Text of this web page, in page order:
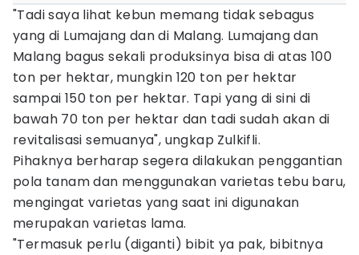
"Tadi saya lihat kebun memang tidak sebagus
yang di Lumajang dan di Malang. Lumajang dan
Malang bagus sekali produksinya bisa di atas 100
ton per hektar, mungkin 120 ton per hektar
sampai 150 ton per hektar. Tapi yang di sini di
bawah 70 ton per hektar dan tadi sudah akan di
revitalisasi semuanya", ungkap Zulkifli.
Pihaknya berharap segera dilakukan penggantian
pola tanam dan menggunakan varietas tebu baru,
mengingat varietas yang saat ini digunakan
merupakan varietas lama.
"Termasuk perlu (diganti) bibit ya pak, bibitnya